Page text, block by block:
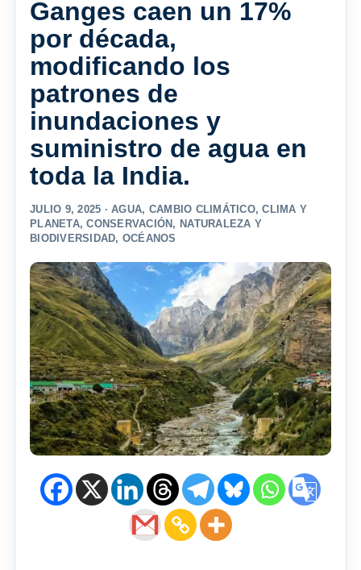
Ganges caen un 17%
por década,
modificando los
patrones de
inundaciones y
suministro de agua en
toda la India.
JULIO 9, 2025 ·AGUA, CAMBIO CLIMÁTICO,CLIMA Y
PLANETA,CONSERVACIÓN , NATURALEZA Y
BIODIVERSIDAD, OCÉANOS